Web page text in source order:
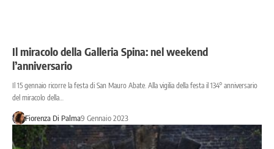
Il miracolo della Galleria Spina: nel weekend
l’anniversario
Il 15 gennaio ricorre la festa di San Mauro Abate. Alla vigilia della festa il 134° anniversario
del miracolo della…
Fiorenza Di Palma9 Gennaio 2023